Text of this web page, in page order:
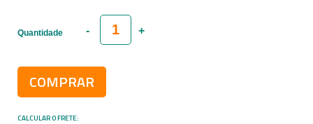
Quantidade
COMPRAR
CALCULAR O FRETE